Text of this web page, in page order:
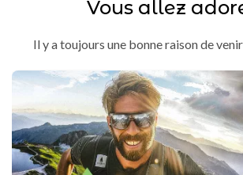
Vous allez
Il y a toujours une bonne raison de